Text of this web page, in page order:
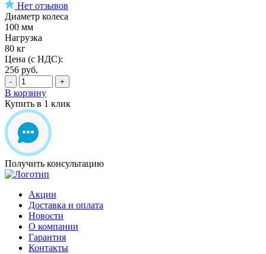
Нет отзывов
Диаметр колеса
100 мм
Нагрузка
80 кг
Цена (с НДС):
256 руб.
- +
В корзину
Купить в 1 клик
Получить консультацию
Акции
Доставка и оплата
Новости
О компании
Гарантия
Контакты